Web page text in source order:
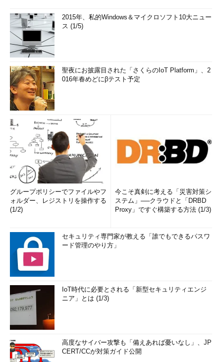
2015年、私的Windows＆マイクロソフト10大ニュー
ス (1/5)
聖夜にお披露目された「さくらのIoT Platform」、2
016年春めどにβテスト予定
グループポリシーでファイルやフ
ォルダー、レジストリを操作する
(1/2)
今こそ真剣に考える「災害対策シ
ステム」──クラウドと「DRBD
Proxy」ですぐ構築する方法 (1/3)
セキュリティ専門家が教える「誰でもできるパスワ
ード管理のやり方」
IoT時代に必要とされる「新型セキュリティエンジ
ニア」とは (1/3)
高度なサイバー攻撃も「備えあれば憂いなし」、JP
CERT/CCが対策ガイド公開